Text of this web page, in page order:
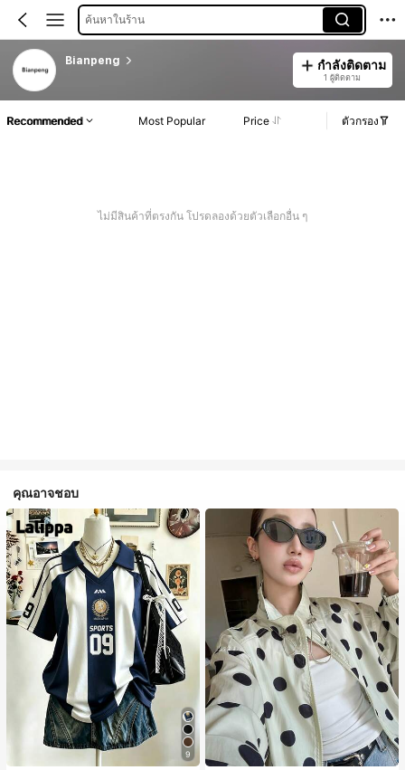
ค้นหาในร้าน
Bianpeng กำลังติดตาม
1 ผู้ติดตาม
Recommended Most Popular Price ตัวกรอง
ไม่มีสินค้าที่ตรงกัน โปรดลองด้วยตัวเลือกอื่น ๆ
คุณอาจชอบ
9
#1 ขายดี ใน กระเป๋า เสื้อคลุมลำลอง
ลูกค้ากลับมาซื้อซ้ำ!